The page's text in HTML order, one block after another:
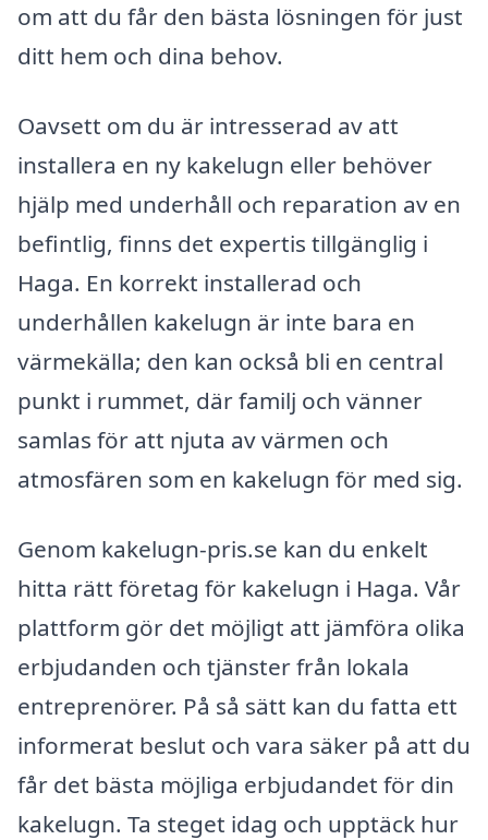
om att du får den bästa lösningen för just
ditt hem och dina behov.
Oavsett om du är intresserad av att
installera en ny kakelugn eller behöver
hjälp med underhåll och reparation av en
befintlig, finns det expertis tillgänglig i
Haga. En korrekt installerad och
underhållen kakelugn är inte bara en
värmekälla; den kan också bli en central
punkt i rummet, där familj och vänner
samlas för att njuta av värmen och
atmosfären som en kakelugn för med sig.
Genom kakelugn-pris.se kan du enkelt
hitta rätt företag för kakelugn i Haga. Vår
plattform gör det möjligt att jämföra olika
erbjudanden och tjänster från lokala
entreprenörer. På så sätt kan du fatta ett
informerat beslut och vara säker på att du
får det bästa möjliga erbjudandet för din
kakelugn. Ta steget idag och upptäck hur